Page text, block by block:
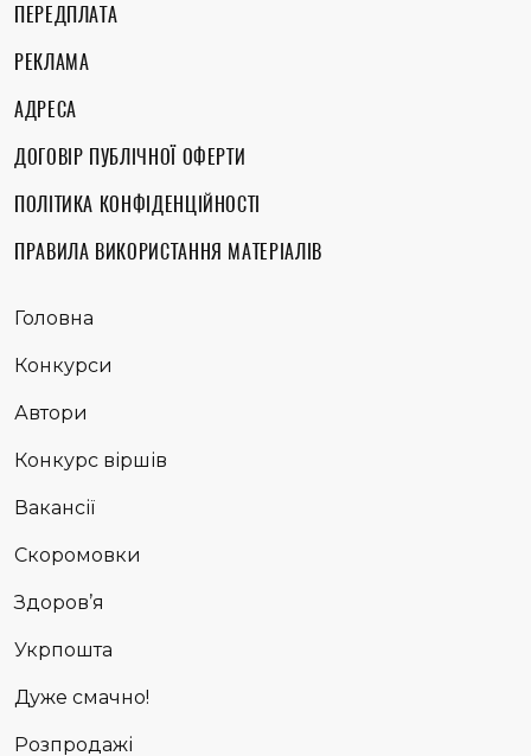
ПЕРЕДПЛАТА
РЕКЛАМА
АДРЕСА
ДОГОВІР ПУБЛІЧНОЇ ОФЕРТИ
ПОЛІТИКА КОНФІДЕНЦІЙНОСТІ
ПРАВИЛА ВИКОРИСТАННЯ МАТЕРІАЛІВ
Головна
Конкурси
Автори
Конкурс віршів
Вакансії
Скоромовки
Здоров’я
Укрпошта
Дуже смачно!
Розпродажі